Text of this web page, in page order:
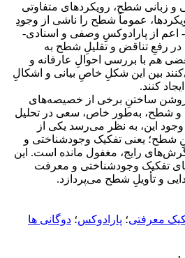
زبانی شطح، رویکردهای متفاوتی
عموماً شطح را ناشی از وجودِ
اعم از پارادوکسِ وصفی و اسنادی-
رفعِ تناقض و تقلیلِ شطح به
هم با بررسی احوالِ عارفانه و
بین این شکلِ خاصِ بیانی و اشکالِ
کنند.
روشن ساختنِ برخی از خصیصه‌های
و شطح، به‌طور خاص، سعی در تحلیل
وجود این، به نظر می‌رسد یکی از
شطح؛ یعنی تفکیک وجودشناختی و
رایج، مغفول مانده است. این
تفکیک وجودشناختی و معرفت
و تأویلِ شطح می‌پردازد.
معرفتی؛ پارادوکس؛ دوگانی ها